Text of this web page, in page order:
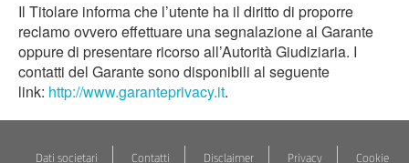
Il Titolare informa che l’utente ha il diritto di proporre
reclamo ovvero effettuare una segnalazione al Garante
oppure di presentare ricorso all’Autorità Giudiziaria. I
contatti del Garante sono disponibili al seguente
link: http://www.garanteprivacy.it.
Dati societari Contatti Disclaimer Privacy Cookie